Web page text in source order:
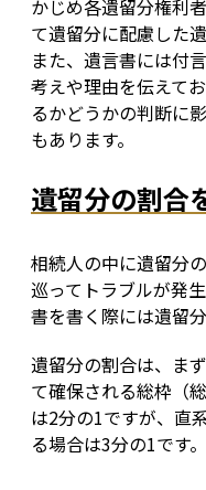
かじめ各遺留分権利
て遺留分に配慮した
また、遺言書には付
考えや理由を伝えて
るかどうかの判断に
もあります。
遺留分の割合
相続人の中に遺留分
巡ってトラブルが発
書を書く際には遺留
遺留分の割合は、ま
て確保される総枠（
は2分の1ですが、直
る場合は3分の1です。